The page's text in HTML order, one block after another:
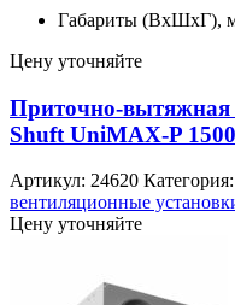
Габариты (ВхШхГ),
Цену уточняйте
Приточно-вытяжная
Shuft UniMAX-P
Артикул: 24620 Категория:
вентиляционные
Цену уточняйте